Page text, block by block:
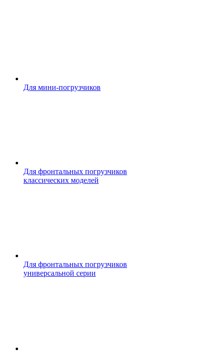
Для мини-погрузчиков
Для фронтальных погрузчиков
классических моделей
Для фронтальных погрузчиков
универсальной серии